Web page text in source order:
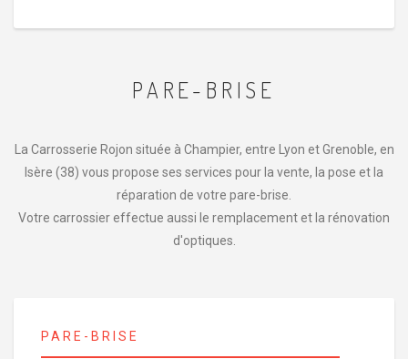
PARE-BRISE
La Carrosserie Rojon située à Champier, entre Lyon et Grenoble, en
Isère (38) vous propose ses services pour la vente, la pose et la
réparation de votre pare-brise.
Votre carrossier effectue aussi le remplacement et la rénovation
d'optiques.
PARE-BRISE